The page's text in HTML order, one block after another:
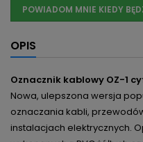
POWIADOM MNIE KIEDY
OPIS
Oznacznik kablowy OZ-1
Nowa, ulepszona wersja
oznaczania kabli,
instalacjach elektrycznych.